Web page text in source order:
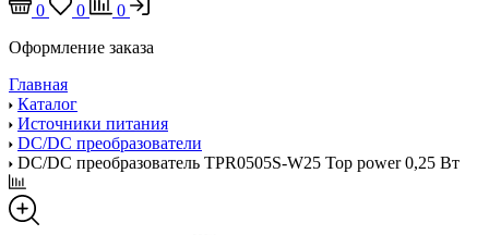
0
0
0
Оформление заказа
Главная
Каталог
Источники питания
DC/DC преобразователи
DC/DC преобразователь TPR0505S-W25 Top power 0,25 Вт